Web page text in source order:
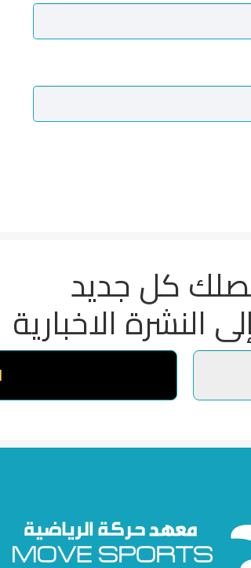
كل جديد
النشرة الاخبارية